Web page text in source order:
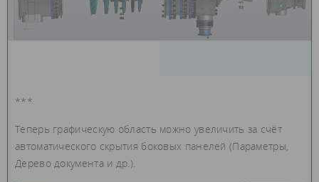
***
Теперь графическую область можно увеличить за счёт
автоматического скрытия боковых панелей (Параметры,
Дерево документа и др.).